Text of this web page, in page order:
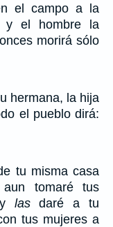
el campo a la
y el hombre la
morirá sólo
hermana, la hija
el pueblo dirá:
tu misma casa
tomaré tus
lasdaré a tu
tus mujeres a